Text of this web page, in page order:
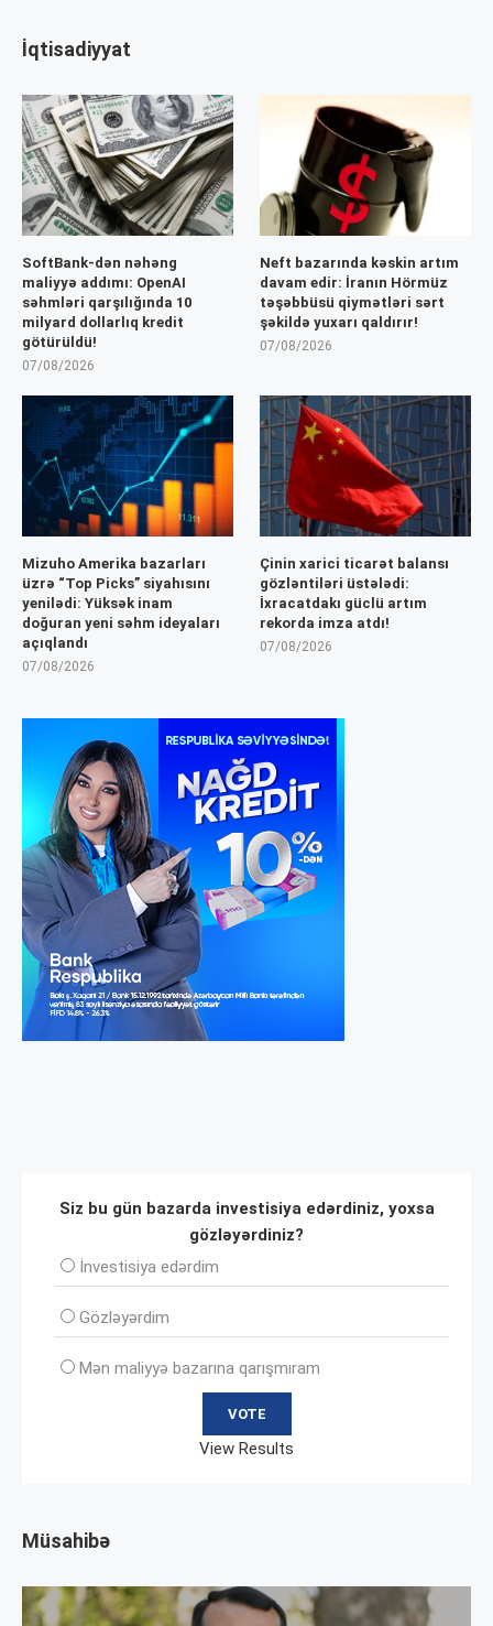
İqtisadiyyat
SoftBank-dən nəhəng
maliyyə addımı: OpenAI
səhmləri qarşılığında 10
milyard dollarlıq kredit
götürüldü!
07/08/2026
Neft bazarında kəskin artım
davam edir: İranın Hörmüz
təşəbbüsü qiymətləri sərt
şəkildə yuxarı qaldırır!
07/08/2026
Mizuho Amerika bazarları
üzrə “Top Picks” siyahısını
yenilədi: Yüksək inam
doğuran yeni səhm ideyaları
açıqlandı
07/08/2026
Çinin xarici ticarət balansı
gözləntiləri üstələdi:
İxracatdakı güclü artım
rekorda imza atdı!
07/08/2026
Siz bu gün bazarda investisiya edərdiniz, yoxsa
gözləyərdiniz?
İnvеstisiya edərdim
Gözləyərdim
Mən maliyyə bazarına qarışmıram
View Results
Müsahibə